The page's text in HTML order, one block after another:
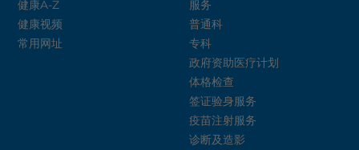
健康A-Z
健康视频
常用网址
服务
普通科
专科
政府资助医疗计划
体格检查
签证验身服务
疫苗注射服务
诊断及造影